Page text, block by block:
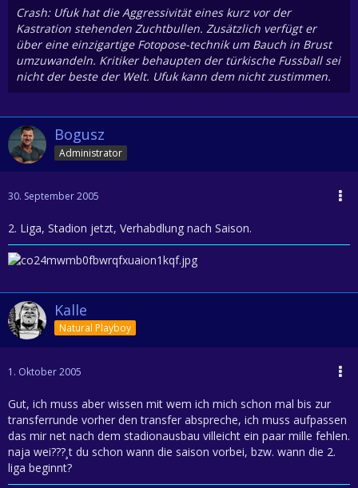
Crash: Ufuk hat die Aggressivität eines kurz vor der
Kastration stehenden Zuchtbullen. Zusätzlich verfügt er
über eine einzigartige Fotopose-technik um Bauch in Brust
umzuwandeln. Kritiker behaupten der türkische Fussball sei
nicht der beste der Welt. Ufuk kann dem nicht zustimmen.
Bogusz
Administrator
30. September 2005
2. Liga, Stadion jetzt, Verhabdlung nach Saison.
Kalle
Natural Playboy
1. Oktober 2005
Gut, ich muss aber wissen mit wem ich mich schon mal bis zur
transferrunde vorher den transfer abspreche, ich muss aufpassen
das mir net nach dem stadionausbau villeicht ein paar mille fehlen.
naja wei???¸t du schon wann die saison vorbei, bzw. wann die 2.
liga beginnt?